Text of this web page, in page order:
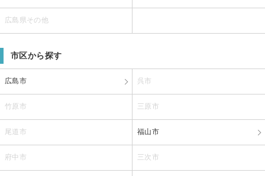
広島県その他
市区から探す
広島市 呉市
竹原市 三原市
尾道市 福山市
府中市 三次市